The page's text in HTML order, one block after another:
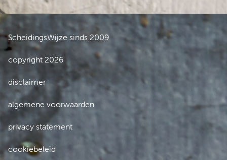
ScheidingsWijze sinds 2009
copyright 2026
disclaimer
algemene voorwaarden
privacy statement
cookiebeleid